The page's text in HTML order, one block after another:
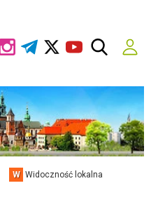
W Widoczność lokalna